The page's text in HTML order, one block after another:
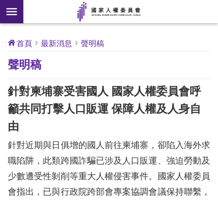
前往主要內容區塊
搜
尋
開
新
]
核
心
權
公
約
關
於
本
會
最
新
:::
首頁 最新消息 聲明稿
聲明稿
針對柬埔寨受害國人 國家人權委員會呼
籲共同打擊人口販運 保障人權及人身自
由
針對近期與日俱增的國人前往柬埔寨，卻陷入海外求
職陷阱，此類跨國詐騙已涉及人口販運、強迫勞動及
少數遭受性剝削等重大人權侵害事件。國家人權委員
會指出，已與行政院跨部會專案協調會議保持聯繫，